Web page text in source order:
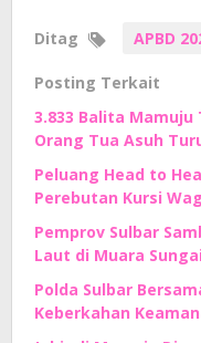
Ditag APBD
Posting Terkait
3.833 Balita
Orang Tua Asuh
Peluang Head to
Perebutan Kursi
Pemprov Sulbar
Laut di Muara
Polda Sulbar
Keberkahan